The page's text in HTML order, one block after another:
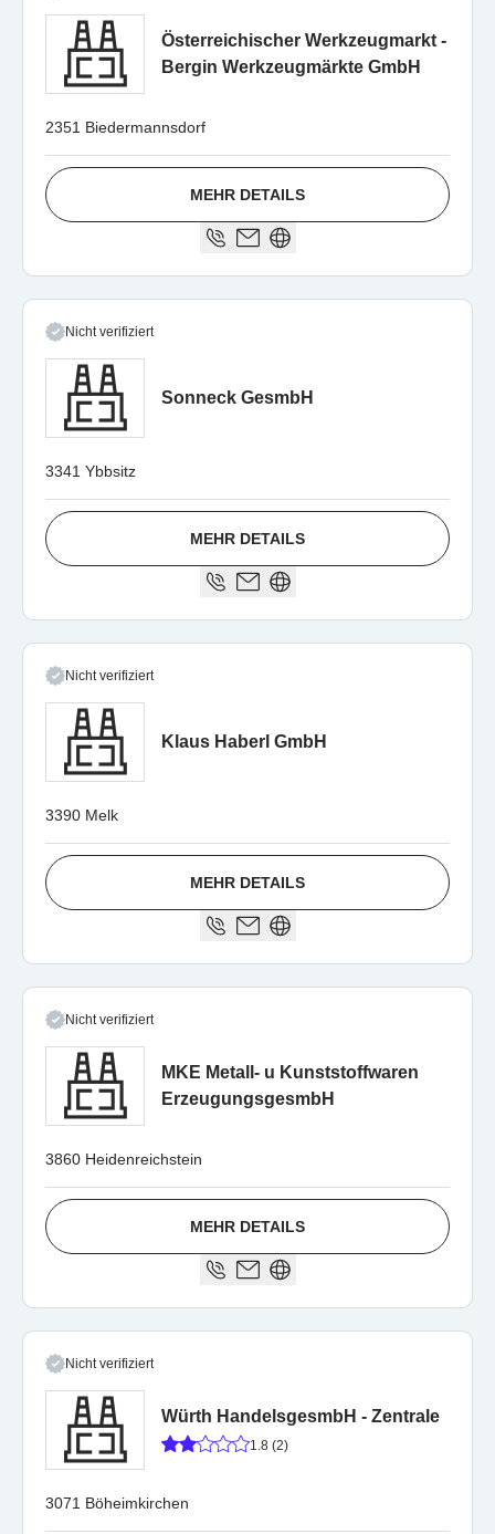
Österreichischer Werkzeugmarkt -
Bergin Werkzeugmärkte GmbH
2351 Biedermannsdorf
MEHR DETAILS
Nicht verifiziert
Sonneck GesmbH
3341 Ybbsitz
MEHR DETAILS
Nicht verifiziert
Klaus Haberl GmbH
3390 Melk
MEHR DETAILS
Nicht verifiziert
MKE Metall- u Kunststoffwaren
ErzeugungsgesmbH
3860 Heidenreichstein
MEHR DETAILS
Nicht verifiziert
Würth HandelsgesmbH - Zentrale
1.8 (2)
3071 Böheimkirchen